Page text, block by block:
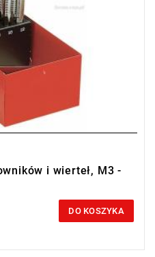
i wierteł, M3 -
DO KOSZYKA